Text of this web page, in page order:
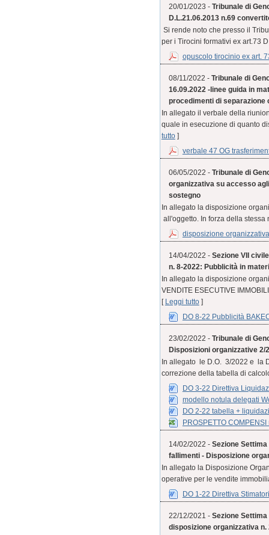
20/01/2023 - Tribunale di
D.L.21.06.2013 n.69
Si rende noto che presso il
per i Tirocini formativi ex art.73
opuscolo tirocinio ex art.
08/11/2022 - Tribunale di
16.09.2022 -linee guida in
procedimenti di separazione
In allegato il verbale della
quale in esecuzione di quanto
tutto]
verbale 47 OG
06/05/2022 - Tribunale di
organizzativa su accesso
sostegno
In allegato la disposizione
all'oggetto. In forza della stessa
disposizione
14/04/2022 - Sezione VII
n. 8-2022: Pubblicità in
In allegato la disposizione
VENDITE ESECUTIVE
[
Leggi tutto]
DO 8-22 Pubblicità
23/02/2022 - Tribunale di
Disposizioni organizzative 2/
In allegato le D.O. 3/2022 e la
correzione della tabella di
DO 3-22 Direttiva
modello notula delegati
DO 2-22 tabella +
PROSPETTO COMPENSI
14/02/2022 - Sezione
fallimenti - Disposizione
In allegato la Disposizione
operative per le vendite
DO 1-22 Direttiva
22/12/2021 - Sezione
disposizione organizzativa n.